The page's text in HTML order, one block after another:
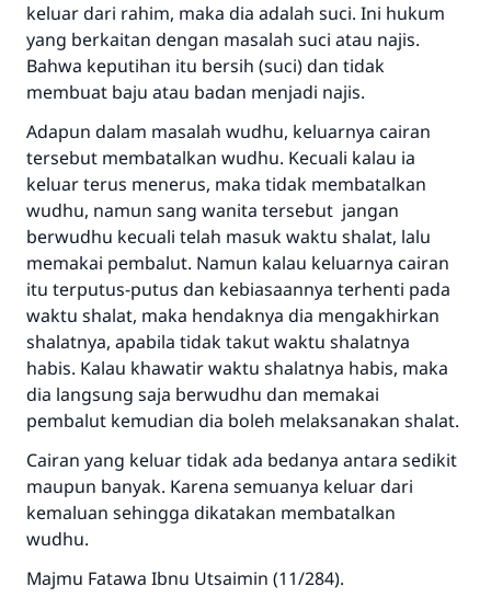
keluar dari rahim, maka dia adalah suci. Ini hukum
yang berkaitan dengan masalah suci atau najis.
Bahwa keputihan itu bersih (suci) dan tidak
membuat baju atau badan menjadi najis.
Adapun dalam masalah wudhu, keluarnya cairan
tersebut membatalkan wudhu. Kecuali kalau ia
keluar terus menerus, maka tidak membatalkan
wudhu, namun sang wanita tersebut jangan
berwudhu kecuali telah masuk waktu shalat, lalu
memakai pembalut. Namun kalau keluarnya cairan
itu terputus-putus dan kebiasaannya terhenti pada
waktu shalat, maka hendaknya dia mengakhirkan
shalatnya, apabila tidak takut waktu shalatnya
habis. Kalau khawatir waktu shalatnya habis, maka
dia langsung saja berwudhu dan memakai
pembalut kemudian dia boleh melaksanakan shalat.
Cairan yang keluar tidak ada bedanya antara sedikit
maupun banyak. Karena semuanya keluar dari
kemaluan sehingga dikatakan membatalkan
wudhu.
Majmu Fatawa Ibnu Utsaimin (11/284).
Jawaban no. 110845
menyelamatkan pernikahan.
Bantu kami dalam memberikan jawaban untuk umat
Rasulullah ﷺ bersabda
"Siapa yang menunjukkan suatu kebaikan,
meka dia akan mendapatkan pahala yang
sama dengan orang yang melakukannya"
MUSLIM, 1893
Saham